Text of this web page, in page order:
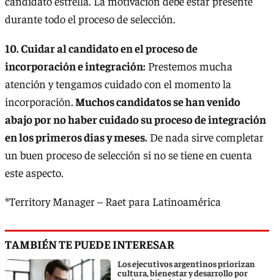
durante todo el proceso de selección.
10. Cuidar al candidato en el proceso de
incorporación e integración: Prestemos mucha
atención y tengamos cuidado con el momento la
incorporación.Muchos candidatos se han venido
abajo por no haber cuidado su proceso de integración
en los primeros días y meses. De nada sirve completar
un buen proceso de selección si no se tiene en cuenta
este aspecto.
*Territory Manager – Raet para Latinoamérica
TAMBIÉN TE PUEDE INTERESAR
Los ejecutivos argentinos priorizan
cultura, bienestar y desarrollo por